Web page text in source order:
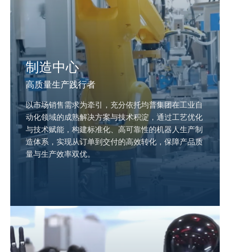
制造中心
高质量生产践行者
以市场销售需求为牵引，充分依托均普集团在工业自
动化领域的成熟解决方案与技术积淀，通过工艺优化
与技术赋能，构建标准化、高可靠性的机器人生产制
造体系，实现从订单到交付的高效转化，保障产品质
量与生产效率双优。